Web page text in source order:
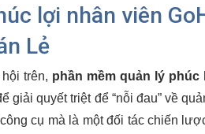
lợi nhân viên
Lẻ
trên, phần mềm quản lý phúc
giải quyết triệt để “nỗi đau” về
cụ mà là một đối tác chiến